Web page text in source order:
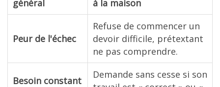
général
à la maison
Peur de l'échec
Refuse de commencer un
devoir difficile, prétextant
ne pas comprendre.
Besoin constant
Demande sans cesse si son